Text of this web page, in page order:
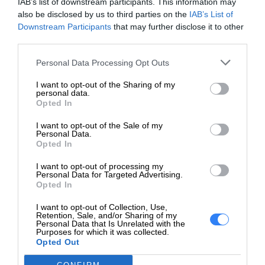
also be disclosed by us to third parties on the IAB’s List of
Downstream Participants that may further disclose it to other
Personal Data Processing Opt Outs
I want to opt-out of the Sharing of my
personal data.
Opted In
I want to opt-out of the Sale of my
Personal Data.
Opted In
I want to opt-out of processing my
Personal Data for Targeted Advertising.
Opted In
I want to opt-out of Collection, Use,
Retention, Sale, and/or Sharing of my
Personal Data that Is Unrelated with the
Purposes for which it was collected.
Opted Out
dysku
500 GB
Maksymalna
pojemność
8 TB
Zainstalowane
dysków
Sterownik
macierzy
Software RAID 0,1,10,5)
Poziomy RAID
Elementy Hot-
Swap
Dyski twarde
Szczegóły płyty